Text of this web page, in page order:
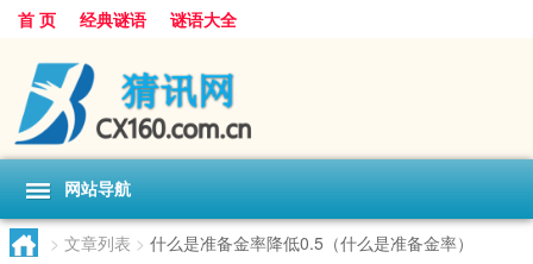
首 页 经典谜语 谜语大全
网站导航
> 文章列表 > 什么是准备金率降低0.5（什么是准备金率）